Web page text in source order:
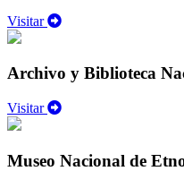
Visitar
Archivo y Biblioteca
Visitar
Museo Nacional de